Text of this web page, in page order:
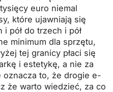
euro niemal
które ujawniają się
i pół do trzech i pół
minimum dla sprzętu,
tej granicy płaci się
i estetykę, a nie za
oznacza to, że drogie e-
że warto wiedzieć, za co